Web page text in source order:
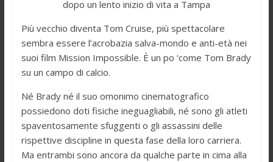
dopo un lento inizio di vita a Tampa
Più vecchio diventa Tom Cruise, più spettacolare
sembra essere l’acrobazia salva-mondo e anti-età nei
suoi film Mission Impossible. È un po ‘come Tom Brady
su un campo di calcio.
Né Brady né il suo omonimo cinematografico
possiedono doti fisiche ineguagliabili, né sono gli atleti
spaventosamente sfuggenti o gli assassini delle
rispettive discipline in questa fase della loro carriera.
Ma entrambi sono ancora da qualche parte in cima alla